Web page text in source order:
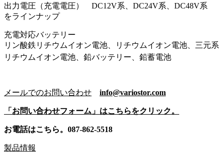
出力電圧（充電電圧） DC12V系、DC24V系、DC48V系
をラインナップ
充電対応バッテリー
リン酸鉄リチウムイオン電池、リチウムイオン電池、三元系
リチウムイオン電池、鉛バッテリー、鉛蓄電池
メールでのお問い合わせ info@variostor.com
「お問い合わせフォーム」はこちらをクリック。
お電話はこちら。087-862-5518
製品情報